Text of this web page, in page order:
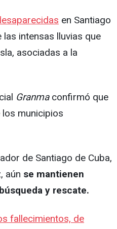
en Santiago
las intensas lluvias que
asociadas a la
Granma confirmó que
municipios
de Santiago de Cuba,
aún se mantienen
y rescate.
fallecimientos, de